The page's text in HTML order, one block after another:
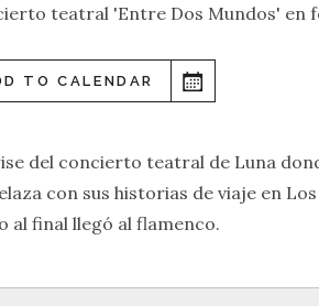
teatral 'Entre Dos Mundos'
TO CALENDAR
del concierto teatral de Luna
con sus historias de viaje en
al final llegó al flamenco.